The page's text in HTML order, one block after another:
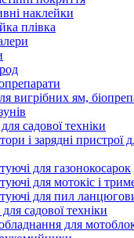
наклейки
плівка
вигрібних ям,
садової техніки
і зарядні пристрої
для газонокосарок
для мотокіс і
для пил
садової техніки
для